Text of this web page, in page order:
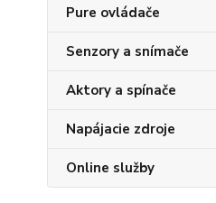
Pure ovládače
Senzory a snímače
Aktory a spínače
Napájacie zdroje
Online služby